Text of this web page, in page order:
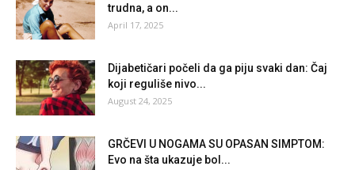
trudna, a on...
April 17, 2025
Dijabetičari počeli da ga piju svaki dan: Čaj
koji reguliše nivo...
August 24, 2025
GRČEVI U NOGAMA SU OPASAN SIMPTOM:
Evo na šta ukazuje bol...